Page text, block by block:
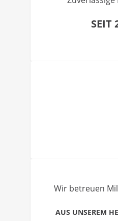
SEIT
Wir betreuen
AUS UNSEREM